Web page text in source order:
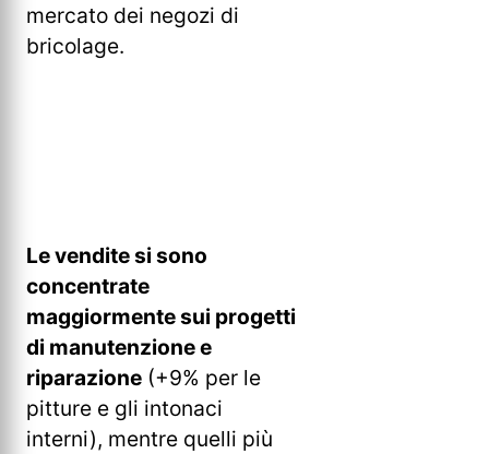
mercato dei negozi di
bricolage.
Le vendite si sono
concentrate
maggiormente sui progetti
di manutenzione e
riparazione (+9% per le
pitture e gli intonaci
interni), mentre quelli più